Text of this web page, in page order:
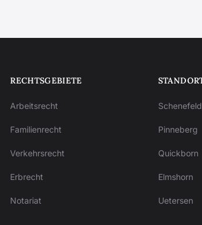
RECHTSGEBIETE
Arbeitsrecht
Familienrecht
Verkehrsrecht
Erbrecht
Notariat
Schenefeld
Pinneberg
Quickborn
Elmshorn
Uetersen